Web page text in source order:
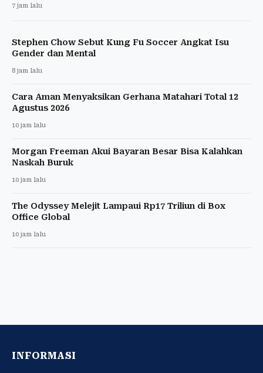
7 jam lalu
Stephen Chow Sebut Kung Fu Soccer Angkat Isu
Gender dan Mental
8 jam lalu
Cara Aman Menyaksikan Gerhana Matahari Total 12
Agustus 2026
10 jam lalu
Morgan Freeman Akui Bayaran Besar Bisa Kalahkan
Naskah Buruk
10 jam lalu
The Odyssey Melejit Lampaui Rp17 Triliun di Box
Office Global
10 jam lalu
INFORMASI